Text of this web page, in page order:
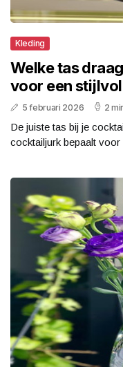
Kleding
Welke tas
voor een
5 februari 2026 2
De juiste tas bij je
cocktailjurk bepaalt voor